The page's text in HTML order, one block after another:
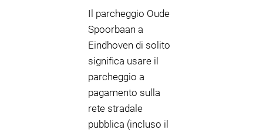
Il parcheggio Oude
Spoorbaan a
Eindhoven di solito
significa usare il
parcheggio a
pagamento sulla
rete stradale
pubblica (incluso il